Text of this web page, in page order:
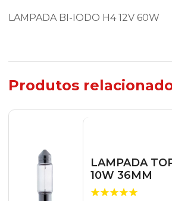
LAMPADA BI-IODO H4 12V 60W
Produtos
LAMPADA
10W 36MM